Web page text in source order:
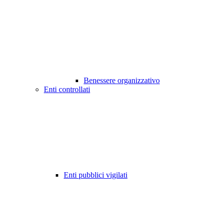
Benessere organizzativo
Enti controllati
Enti pubblici vigilati